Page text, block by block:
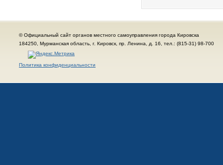
© Официальный сайт органов местного самоуправления города Кировска
184250, Мурманская область, г. Кировск, пр. Ленина, д. 16, тел.: (815-31) 98-700
Политика конфиденциальности